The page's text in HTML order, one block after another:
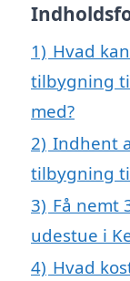
1) Hvad
tilbygning
med?
2) Indhent
tilbygning
3) Få nemt
udestue i
4) Hvad